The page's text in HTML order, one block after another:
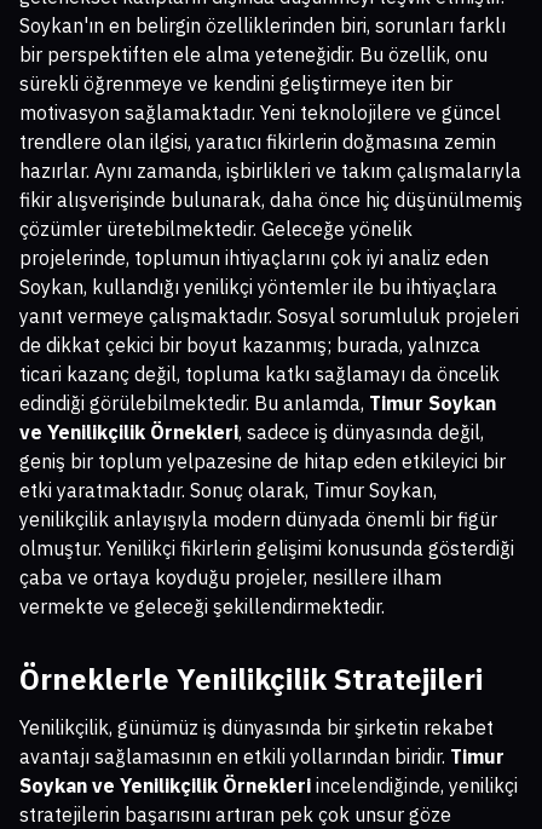
Soykan'ın en belirgin özelliklerinden biri, sorunları farklı
bir perspektiften ele alma yeteneğidir. Bu özellik, onu
sürekli öğrenmeye ve kendini geliştirmeye iten bir
motivasyon sağlamaktadır. Yeni teknolojilere ve güncel
trendlere olan ilgisi, yaratıcı fikirlerin doğmasına zemin
hazırlar. Aynı zamanda, işbirlikleri ve takım çalışmalarıyla
fikir alışverişinde bulunarak, daha önce hiç düşünülmemiş
çözümler üretebilmektedir. Geleceğe yönelik
projelerinde, toplumun ihtiyaçlarını çok iyi analiz eden
Soykan, kullandığı yenilikçi yöntemler ile bu ihtiyaçlara
yanıt vermeye çalışmaktadır. Sosyal sorumluluk projeleri
de dikkat çekici bir boyut kazanmış; burada, yalnızca
ticari kazanç değil, topluma katkı sağlamayı da öncelik
edindiği görülebilmektedir. Bu anlamda, Timur Soykan
ve Yenilikçilik Örnekleri, sadece iş dünyasında değil,
geniş bir toplum yelpazesine de hitap eden etkileyici bir
etki yaratmaktadır. Sonuç olarak, Timur Soykan,
yenilikçilik anlayışıyla modern dünyada önemli bir figür
olmuştur. Yenilikçi fikirlerin gelişimi konusunda gösterdiği
çaba ve ortaya koyduğu projeler, nesillere ilham
vermekte ve geleceği şekillendirmektedir.
Örneklerle Yenilikçilik Stratejileri
Yenilikçilik, günümüz iş dünyasında bir şirketin rekabet
avantajı sağlamasının en etkili yollarından biridir. Timur
Soykan ve Yenilikçilik Örnekleri incelendiğinde, yenilikçi
stratejilerin başarısını artıran pek çok unsur göze